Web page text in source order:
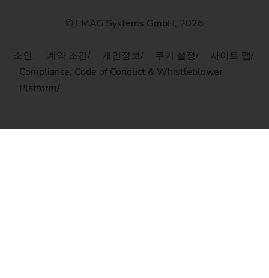
© EMAG Systems GmbH, 2026
소인 계약 조건 개인정보 쿠키 설정
사이트 맵
Compliance, Code of Conduct & Whistleblower
Platform